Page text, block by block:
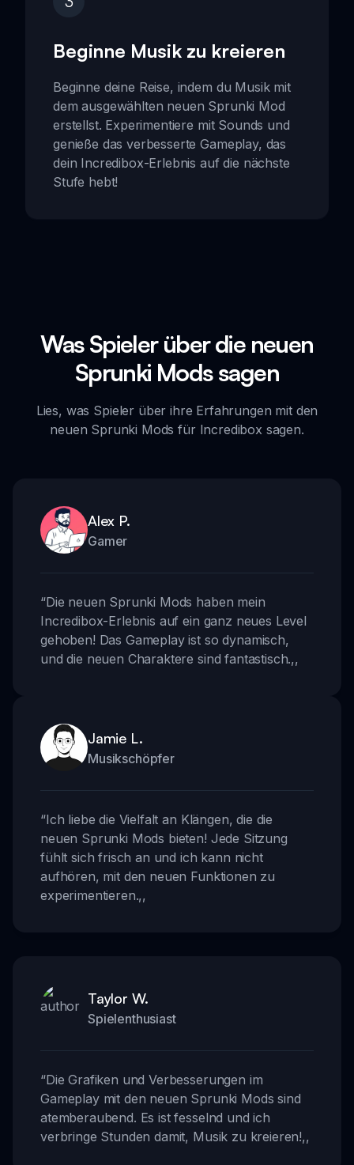
Beginne Musik zu kreieren
Beginne deine Reise, indem du Musik mit
dem ausgewählten neuen Sprunki Mod
erstellst. Experimentiere mit Sounds und
genieße das verbesserte Gameplay, das
dein Incredibox-Erlebnis auf die nächste
Stufe hebt!
Was Spieler über die neuen
Sprunki Mods sagen
Lies, was Spieler über ihre Erfahrungen mit den
neuen Sprunki Mods für Incredibox sagen.
Alex P.
Gamer
“Die neuen Sprunki Mods haben mein
Incredibox-Erlebnis auf ein ganz neues Level
gehoben! Das Gameplay ist so dynamisch,
und die neuen Charaktere sind fantastisch.,,
Jamie L.
Musikschöpfer
“Ich liebe die Vielfalt an Klängen, die die
neuen Sprunki Mods bieten! Jede Sitzung
fühlt sich frisch an und ich kann nicht
aufhören, mit den neuen Funktionen zu
experimentieren.,,
Taylor W.
Spielenthusiast
“Die Grafiken und Verbesserungen im
Gameplay mit den neuen Sprunki Mods sind
atemberaubend. Es ist fesselnd und ich
verbringe Stunden damit, Musik zu kreieren!,,